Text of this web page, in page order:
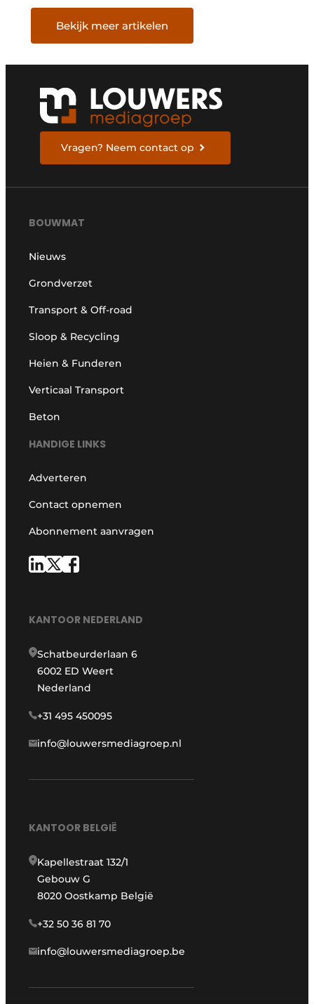
Bekijk meer artikelen
Vragen? Neem contact op
BOUWMAT
Nieuws
Grondverzet
Transport & Off-road
Sloop & Recycling
Heien & Funderen
Verticaal Transport
Beton
HANDIGE LINKS
Adverteren
Contact opnemen
Abonnement aanvragen
KANTOOR NEDERLAND
Schatbeurderlaan 6
6002 ED Weert
Nederland
+31 495 450095
info@louwersmediagroep.nl
KANTOOR BELGIË
Kapellestraat 132/1
Gebouw G
8020 Oostkamp België
+32 50 36 81 70
info@louwersmediagroep.be